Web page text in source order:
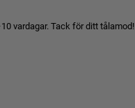
vardagar. Tack för ditt tålamod!